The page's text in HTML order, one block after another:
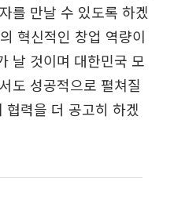
를 만날 수 있도록 하겠
혁신적인 창업 역량이
날 것이며 대한민국 모
도 성공적으로 펼쳐질
력을 더 공고히 하겠